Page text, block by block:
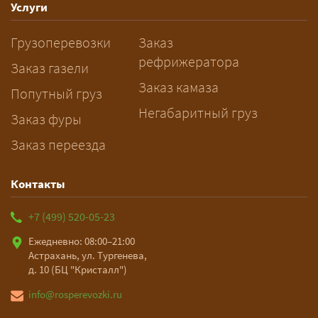
— Оставьте заявку с маршрутом,
датой и параметрами груза — логист
рассчитает стоимость за 5–10 минут
и подберёт машину. Все условия и
цена фиксируются в договоре;
оплата после доставки, перед
выгрузкой.
Услуги
Грузоперевозки
Заказ газели
Попутный груз
Заказ фуры
Заказ переезда
Заказ
рефрижератора
Заказ камаза
Негабаритный груз
Контакты
+7 (499) 520-05-23
Ежедневно: 08:00–21:00
Астрахань, ул. Тургенева,
д. 10 (БЦ "Кристалл")
info@rosperevozki.ru